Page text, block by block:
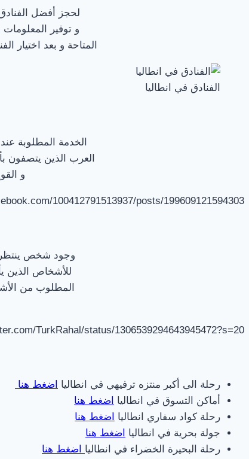
لحجز أفضل
و توفير
المتاحة و بعد
الفنادق في انطاليا
الخدمة المطلوبة
العرب الذين يتصفون
و
100412791513937/posts/199609121594303/
وجود شخص
للأشخاص الذين
المطلوب من
TurkRahal/status/1306539294643945472?s=20
رحلة الى أكبر منتزه ترفيهي في انطاليا اضغط هنا
أماكن التسوق في انطاليا اضغط هنا
رحلة كواد سفاري انطاليا اضغط هنا
جولة بحرية في انطاليا اضغط هنا
رحلة البحيرة الخضراء في انطاليا اضغط هنا